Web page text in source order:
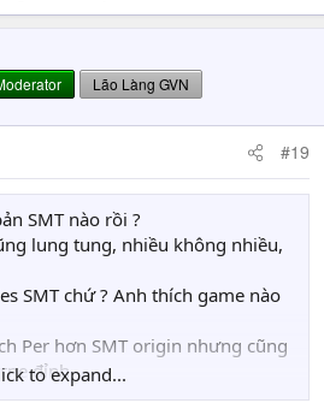
Lão Làng GVN
#19
SMT nào rồi ?
lung tung, nhiều không nhiều,
SMT chứ ? Anh thích game nào
Per hơn SMT origin nhưng cũng
đỉnh
hấp dẫn ở điểm nào ?
to expand...